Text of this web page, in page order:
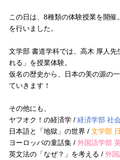
この日は、8種類の体験授業を開
を行いました。
文学部 書道学科では、高木 厚人
れる」を授業体験。
仮名の歴史から、日本の美の源の
ていきます！
その他にも、
ヤフオク！の経済学 / 経済学部 社
日本語と「地獄」の世界 / 文学部
ヨーロッパの童話集 / 外国語学部
英文法の「なぜ？」を考える / 外